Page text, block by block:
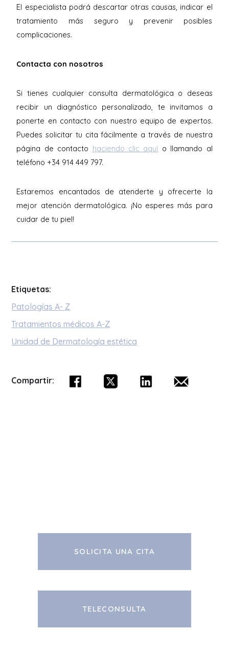
El especialista podrá descartar otras causas, indicar el
tratamiento más seguro y prevenir posibles
complicaciones.
Contacta con nosotros
Si tienes cualquier consulta dermatológica o deseas
recibir un diagnóstico personalizado, te invitamos a
ponerte en contacto con nuestro equipo de expertos.
Puedes solicitar tu cita fácilmente a través de nuestra
página de contacto haciendo clic aquí o llamando al
teléfono +34 914 449 797.
Estaremos encantados de atenderte y ofrecerte la
mejor atención dermatológica. ¡No esperes más para
cuidar de tu piel!
Etiquetas:
Patologías A- Z
Tratamientos médicos A-Z
Unidad de Dermatología estética
Compartir:
SOLICITA UNA CITA
TELECONSULTA